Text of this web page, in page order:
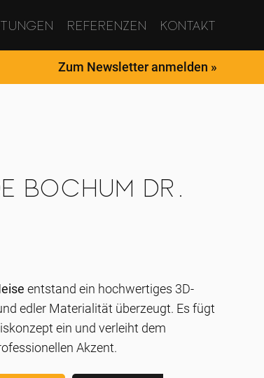
Referenzen Kontakt
Zum Newsletter anmelden »
Bochum Dr.
entstand ein hochwertiges 3D-
edler Materialität überzeugt. Es fügt
ein und verleiht dem
Akzent.